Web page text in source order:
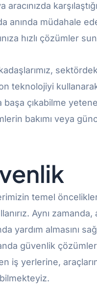
anında müdahale
hızlı çözümler
teknolojiyi
başa çıkabilme
bakımı veya
temel
Aynı
yardım almasını
güvenlik
iş yerlerine,